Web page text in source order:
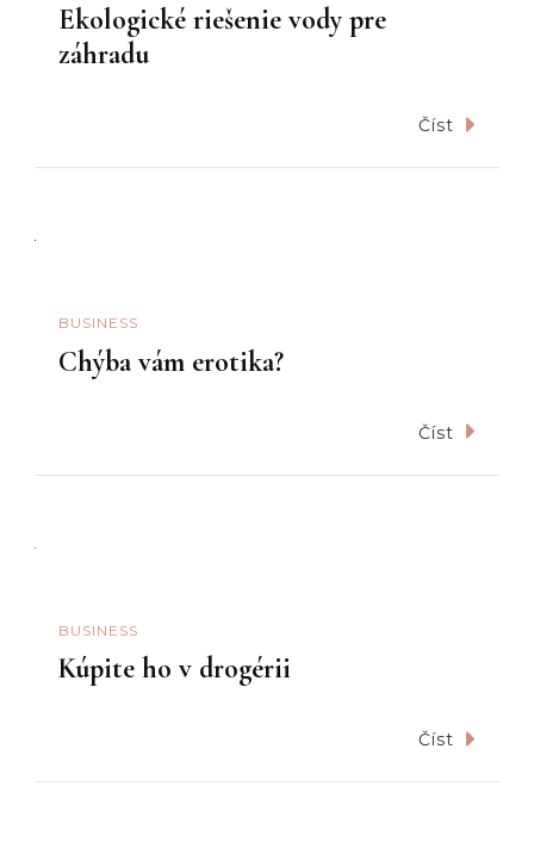
Ekologické riešenie vody pre
záhradu
Číst
BUSINESS
Chýba vám erotika?
Číst
BUSINESS
Kúpite ho v drogérii
Číst